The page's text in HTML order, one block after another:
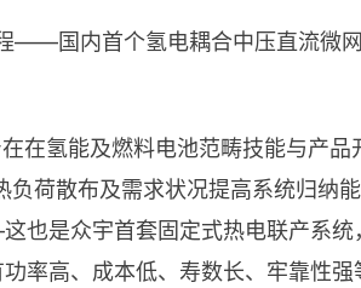
国内首个氢电耦合中压直流微
在氢能及燃料电池范畴技能与产
荷散布及需求状况提高系统归纳
是众宇首套固定式热电联产系
率高、成本低、寿数长、牢靠性